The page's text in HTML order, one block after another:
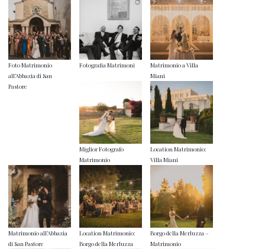
Foto Matrimonio
all’Abbazia di San
Pastore
Fotografia Matrimoni
Matrimonio a Villa
Miani
Miglior Fotografo
Matrimonio
Location Matrimonio:
Villa Miani
Matrimonio all’Abbazia
di San Pastore
Location Matrimonio:
Borgo della Merluzza
Borgo della Merluzza –
Matrimonio